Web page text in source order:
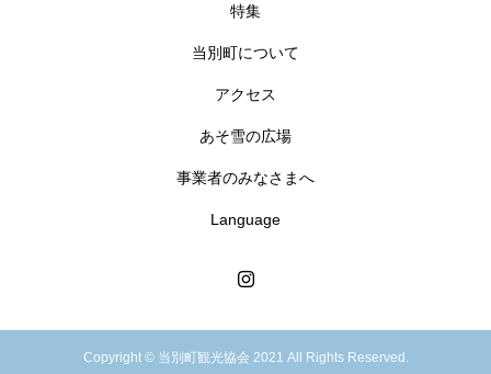
特集
当別町について
アクセス
あそ雪の広場
事業者のみなさまへ
Language
Copyright © 当別町観光協会 2021 All Rights Reserved.